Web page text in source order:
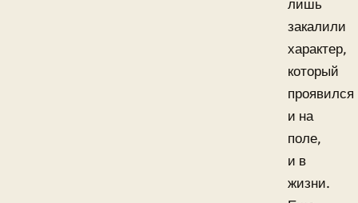
лишь
закалили
характер,
который
проявился
и на
поле,
и в
жизни.